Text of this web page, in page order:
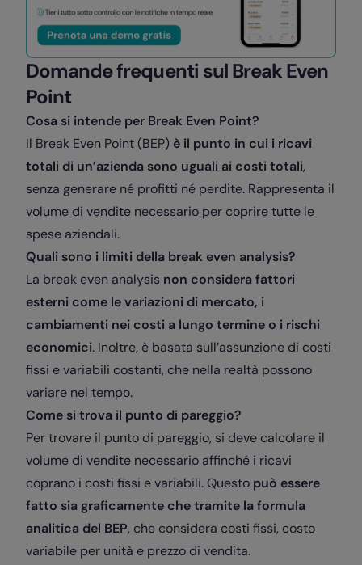
Domande frequenti sul Break Even
Point
Cosa si intende per Break Even Point?
Il Break Even Point (BEP) è il punto in cui i ricavi
totali di un’azienda sono uguali ai costi totali,
senza generare né profitti né perdite. Rappresenta il
volume di vendite necessario per coprire tutte le
spese aziendali.
Quali sono i limiti della break even analysis?
La break even analysis non considera fattori
esterni come le variazioni di mercato, i
cambiamenti nei costi a lungo termine o i rischi
economici. Inoltre, è basata sull’assunzione di costi
fissi e variabili costanti, che nella realtà possono
variare nel tempo.
Come si trova il punto di pareggio?
Per trovare il punto di pareggio, si deve calcolare il
volume di vendite necessario affinché i ricavi
coprano i costi fissi e variabili. Questo può essere
fatto sia graficamente che tramite la formula
analitica del BEP, che considera costi fissi, costo
variabile per unità e prezzo di vendita.